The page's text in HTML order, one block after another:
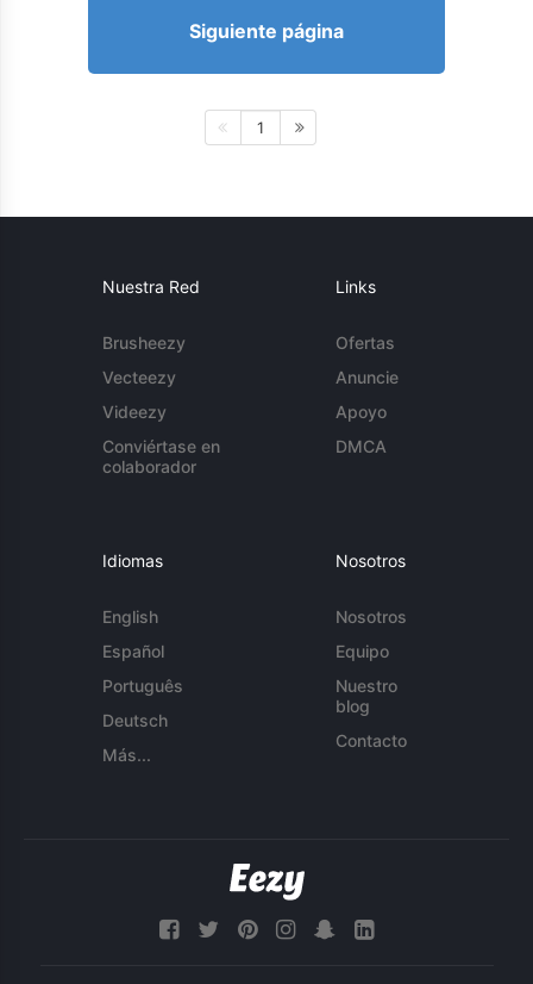
Siguiente página
1
Nuestra Red
Brusheezy
Vecteezy
Videezy
Conviértase en
colaborador
Links
Ofertas
Anuncie
Apoyo
DMCA
Idiomas
English
Español
Português
Deutsch
Más...
Nosotros
Nosotros
Equipo
Nuestro
blog
Contacto